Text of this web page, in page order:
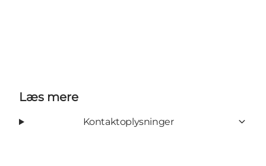
Læs mere
Kontaktoplysninger